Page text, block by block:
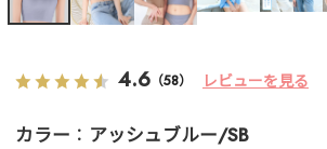
4.6 （58） レビューを見る
カラー アッシュブルー/SB